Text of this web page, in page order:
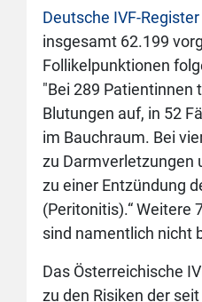
Deutsche IVF-Register
insgesamt 62.199
Follikelpunktionen
"Bei 289 Patientinnen
Blutungen auf, in 52
im Bauchraum. Bei
zu Darmverletzungen
zu einer Entzündung
(Peritonitis).“ Weitere
sind namentlich nicht
Das Österreichische
zu den Risiken der